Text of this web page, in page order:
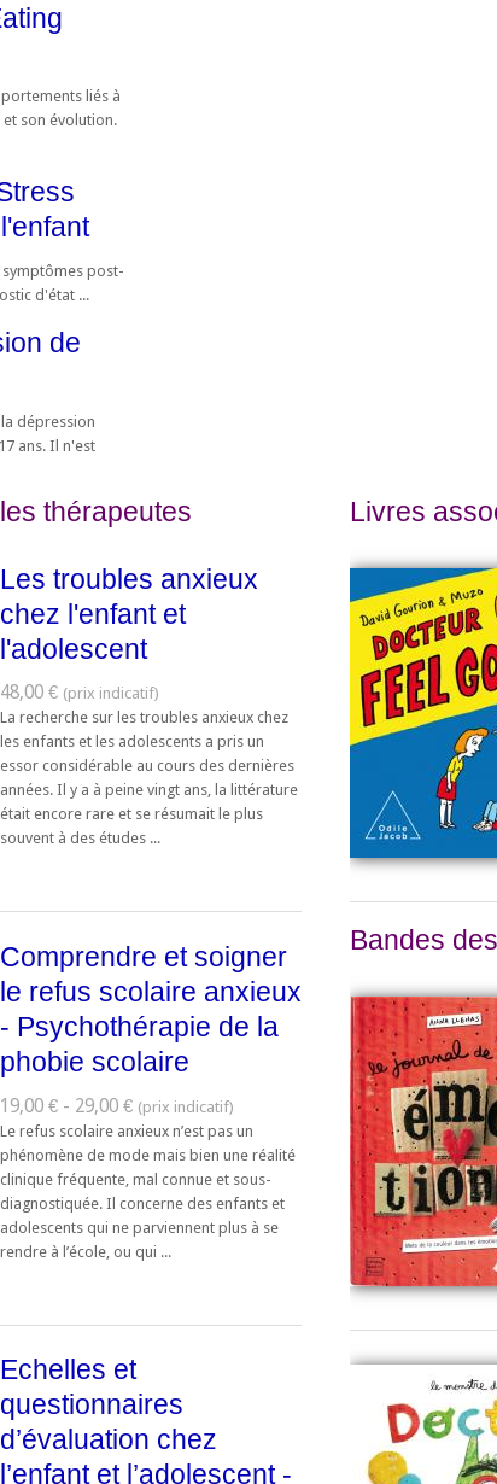
liés à
et son évolution.
symptômes post-
d'état ...
de
dépression
ans. Il n'est
thérapeutes
Les troubles anxieux
chez l'enfant et
l'adolescent
48,00 €
La recherche sur les troubles anxieux chez
les enfants et les adolescents a pris un
essor considérable au cours des dernières
années. Il y a à peine vingt ans, la littérature
était encore rare et se résumait le plus
souvent à des études ...
Comprendre et soigner
le refus scolaire anxieux
- Psychothérapie de la
phobie scolaire
19,00 € - 29,00 €
Le refus scolaire anxieux n’est pas un
phénomène de mode mais bien une réalité
clinique fréquente, mal connue et sous-
diagnostiquée. Il concerne des enfants et
adolescents qui ne parviennent plus à se
rendre à l’école, ou qui ...
Echelles et
questionnaires
d’évaluation chez
l’enfant et l’adolescent -
Livres
Bandes